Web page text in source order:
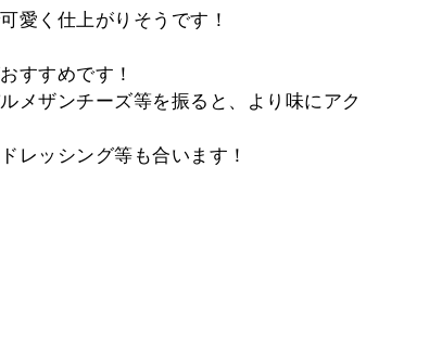
愛く仕上がりそうです！
すすめです！
メザンチーズ等を振ると、より味にアク
レッシング等も合います！